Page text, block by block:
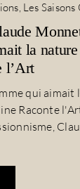
, Les
la
l’Art
qui aimait
Raconte